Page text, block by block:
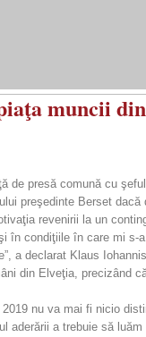
muncii
de presă comună cu
preşedinte Berset
revenirii la un
în condiţiile în care mi
a declarat Klaus
din Elveţia, precizând
nu va mai fi nicio
aderării a trebuie să